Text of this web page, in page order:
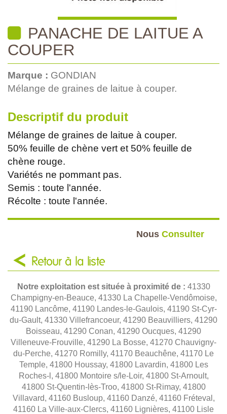
PANACHE DE LAITUE A
COUPER
Marque : GONDIAN
Mélange de graines de laitue à couper.
Descriptif du produit
Mélange de graines de laitue à couper.
50% feuille de chène vert et 50% feuille de
chène rouge.
Variétés ne pommant pas.
Semis : toute l'année.
Récolte : toute l'année.
Nous Consulter
Retour à la liste
Notre exploitation est située à proximité de : 41330
Champigny-en-Beauce, 41330 La Chapelle-Vendômoise,
41190 Lancôme, 41190 Landes-le-Gaulois, 41190 St-Cyr-
du-Gault, 41330 Villefrancoeur, 41290 Beauvilliers, 41290
Boisseau, 41290 Conan, 41290 Oucques, 41290
Villeneuve-Frouville, 41290 La Bosse, 41270 Chauvigny-
du-Perche, 41270 Romilly, 41170 Beauchêne, 41170 Le
Temple, 41800 Houssay, 41800 Lavardin, 41800 Les
Roches-l, 41800 Montoire s/le-Loir, 41800 St-Arnoult,
41800 St-Quentin-lès-Troo, 41800 St-Rimay, 41800
Villavard, 41160 Busloup, 41160 Danzé, 41160 Fréteval,
41160 La Ville-aux-Clercs, 41160 Lignières, 41100 Lisle